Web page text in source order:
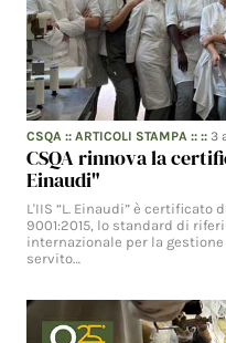
CSQA ::ARTICOLI STAMPA :: ::3
CSQA rinnova la
Einaudi"
L'IIS “L. Einaudi” è certificato
9001:2015, lo standard di
internazionale per la
servito…